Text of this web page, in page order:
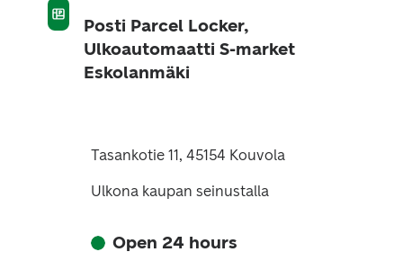
Posti Parcel Locker,
Ulkoautomaatti S-market
Eskolanmäki
Tasankotie 11, 45154 Kouvola
Ulkona kaupan seinustalla
Open 24 hours